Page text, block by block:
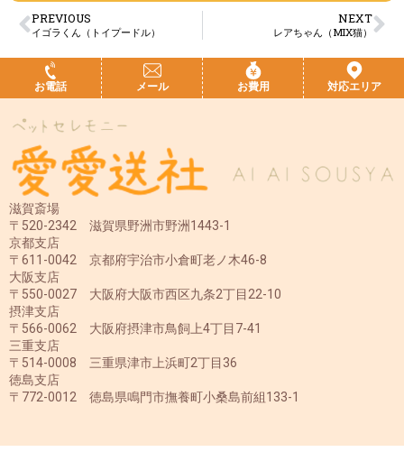
PREVIOUS
イゴラくん（トイプードル）
NEXT
レアちゃん（MIX猫）
お電話 メール お費用 対応エリア
滋賀斎場
〒520-2342 滋賀県野洲市野洲1443-1
京都支店
〒611-0042 京都府宇治市小倉町老ノ木46-8
大阪支店
〒550-0027 大阪府大阪市西区九条2丁目22-10
摂津支店
〒566-0062 大阪府摂津市鳥飼上4丁目7-41
三重支店
〒514-0008 三重県津市上浜町2丁目36
徳島支店
〒772-0012 徳島県鳴門市撫養町小桑島前組133-1